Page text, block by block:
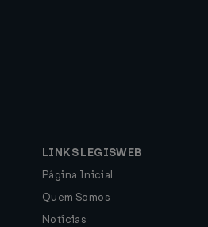
LINKS LEGISWEB
Página Inicial
Quem Somos
Notícias